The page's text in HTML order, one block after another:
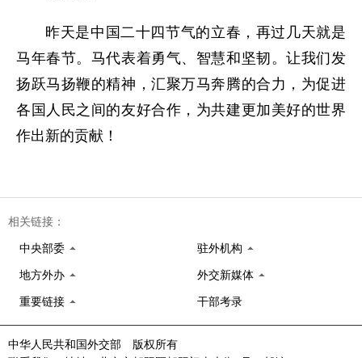
昨天是中国二十四节气的立春，再过几天就是
马年春节。马代表着勇气、智慧和坚韧。让我们发
扬跃马扬鞭的精神，汇聚万马奔腾的合力，为促进
各国人民之间的友好合作，为共建更加美好的世界
作出新的贡献！
相关链接：
中央部委 驻外机构
地方外办 外交新媒体
重要链接 干部考录
中华人民共和国外交部 版权所有